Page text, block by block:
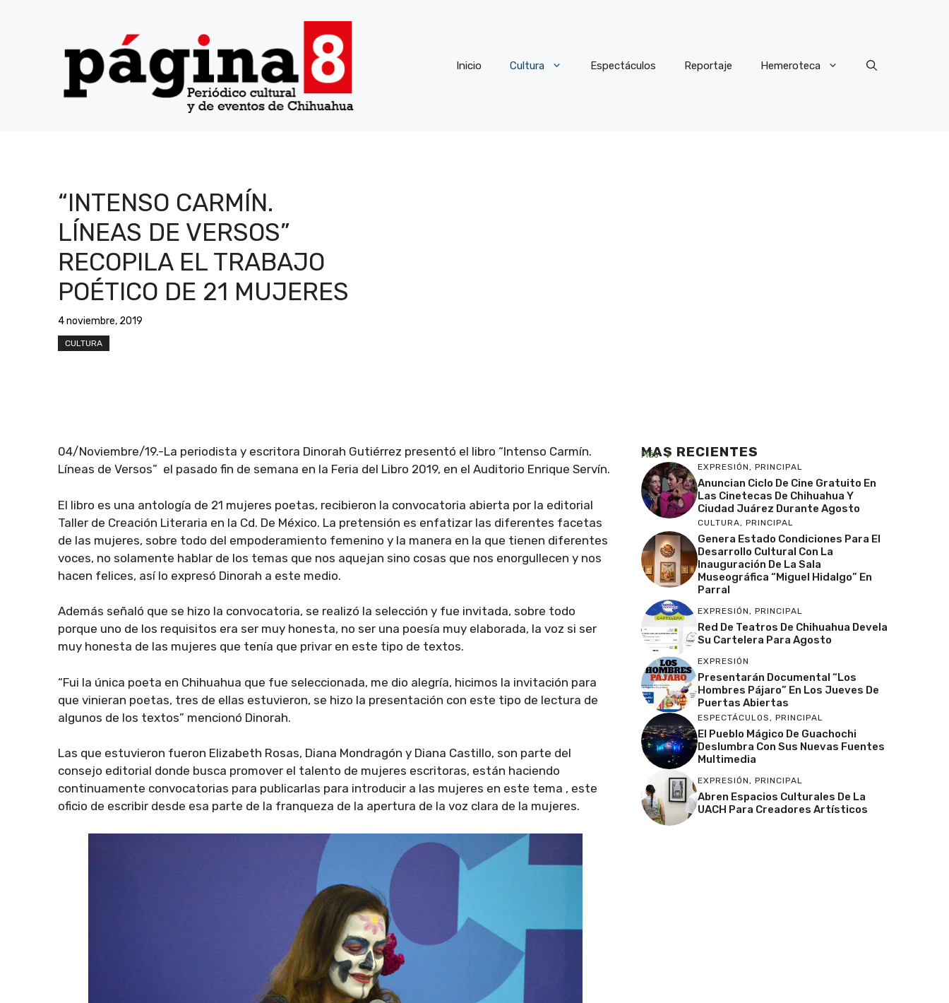
Inicio Cultura Espectáculos Reportaje Hemeroteca
“INTENSO CARMÍN.
LÍNEAS DE VERSOS”
RECOPILA EL TRABAJO
POÉTICO DE 21 MUJERES
4 noviembre, 2019
CULTURA
04/Noviembre/19.-La periodista y escritora Dinorah Gutiérrez presentó el libro “Intenso Carmín.
Líneas de Versos” el pasado fin de semana en la Feria del Libro 2019, en el Auditorio Enrique Servín.
El libro es una antología de 21 mujeres poetas, recibieron la convocatoria abierta por la editorial
Taller de Creación Literaria en la Cd. De México. La pretensión es enfatizar las diferentes facetas
de las mujeres, sobre todo del empoderamiento femenino y la manera en la que tienen diferentes
voces, no solamente hablar de los temas que nos aquejan sino cosas que nos enorgullecen y nos
hacen felices, así lo expresó Dinorah a este medio.
Además señaló que se hizo la convocatoria, se realizó la selección y fue invitada, sobre todo
porque uno de los requisitos era ser muy honesta, no ser una poesía muy elaborada, la voz si ser
muy honesta de las mujeres que tenía que privar en este tipo de textos.
“Fui la única poeta en Chihuahua que fue seleccionada, me dio alegría, hicimos la invitación para
que vinieran poetas, tres de ellas estuvieron, se hizo la presentación con este tipo de lectura de
algunos de los textos” mencionó Dinorah.
Las que estuvieron fueron Elizabeth Rosas, Diana Mondragón y Diana Castillo, son parte del
consejo editorial donde busca promover el talento de mujeres escritoras, están haciendo
continuamente convocatorias para publicarlas para introducir a las mujeres en este tema , este
oficio de escribir desde esa parte de la franqueza de la apertura de la voz clara de la mujeres.
MAS RECIENTES
Más
EXPRESIÓN, PRINCIPAL
Anuncian Ciclo De Cine Gratuito En
Las Cinetecas De Chihuahua Y
Ciudad Juárez Durante Agosto
CULTURA, PRINCIPAL
Genera Estado Condiciones Para El
Desarrollo Cultural Con La
Inauguración De La Sala
Museográfica “Miguel Hidalgo” En
Parral
EXPRESIÓN, PRINCIPAL
Red De Teatros De Chihuahua Devela
Su Cartelera Para Agosto
EXPRESIÓN
Presentarán Documental “Los
Hombres Pájaro” En Los Jueves De
Puertas Abiertas
ESPECTÁCULOS, PRINCIPAL
El Pueblo Mágico De Guachochi
Deslumbra Con Sus Nuevas Fuentes
Multimedia
EXPRESIÓN, PRINCIPAL
Abren Espacios Culturales De La
UACH Para Creadores Artísticos